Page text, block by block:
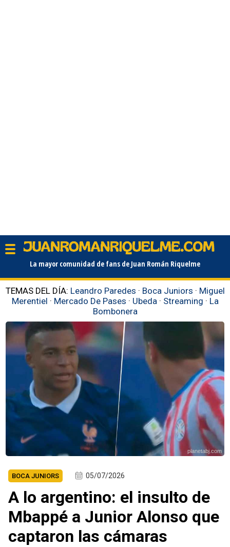
La mayor comunidad de fans de Juan Román Riquelme
TEMAS DEL DÍA: Leandro Paredes · Boca Juniors · Miguel
Merentiel · Mercado De Pases · Ubeda · Streaming · La
Bombonera
planetabj.com
BOCA JUNIORS 05/07/2026
A lo argentino: el insulto de
Mbappé a Junior Alonso que
captaron las cámaras